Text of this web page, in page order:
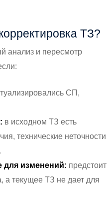
ТЗ?
анализ и пересмотр
СП,
в исходном ТЗ есть
технические неточности
для изменений: предстоит
а текущее ТЗ не дает для